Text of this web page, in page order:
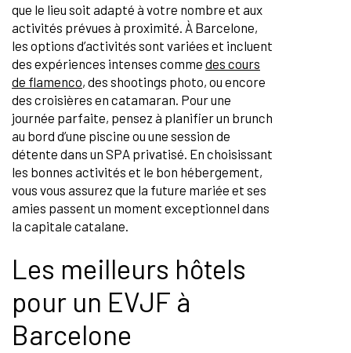
que le lieu soit adapté à votre nombre et aux
activités prévues à proximité. À Barcelone,
les options d’activités sont variées et incluent
des expériences intenses comme des cours
de flamenco, des shootings photo, ou encore
des croisières en catamaran. Pour une
journée parfaite, pensez à planifier un brunch
au bord d’une piscine ou une session de
détente dans un SPA privatisé. En choisissant
les bonnes activités et le bon hébergement,
vous vous assurez que la future mariée et ses
amies passent un moment exceptionnel dans
la capitale catalane.
Les meilleurs hôtels
pour un EVJF à
Barcelone